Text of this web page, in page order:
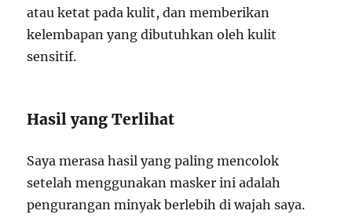
atau ketat pada kulit, dan memberikan
kelembapan yang dibutuhkan oleh kulit
sensitif.
Hasil yang Terlihat
Saya merasa hasil yang paling mencolok
setelah menggunakan masker ini adalah
pengurangan minyak berlebih di wajah saya.